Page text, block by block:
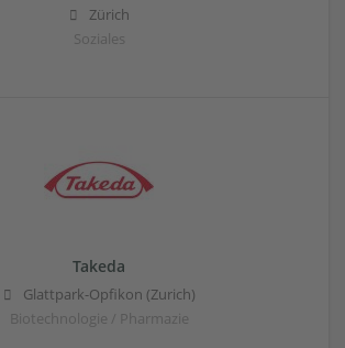
Zürich
Soziales
Takeda
Glattpark-Opfikon (Zurich)
Biotechnologie / Pharmazie